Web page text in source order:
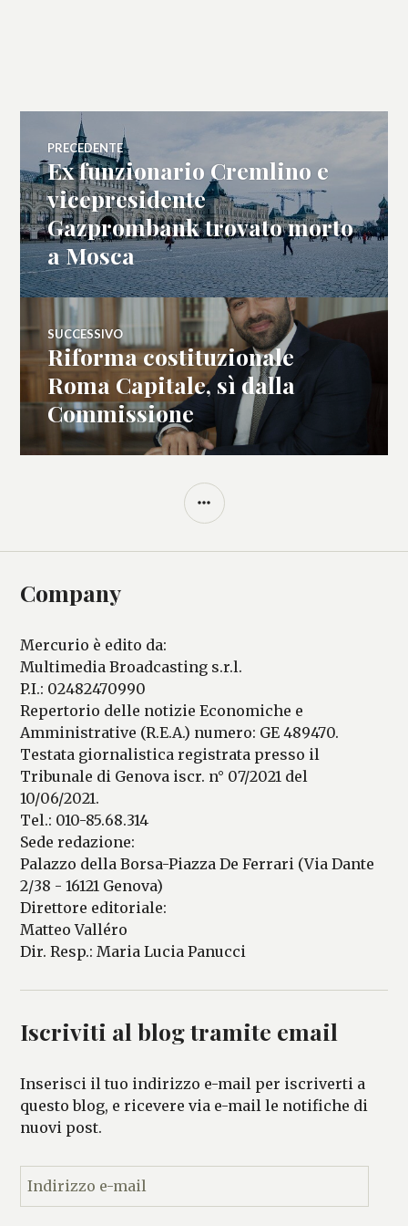
Navigazione
articoli
PRECEDENTE
Articolo
precedente:
Ex funzionario Cremlino e
vicepresidente
Gazprombank trovato morto
a Mosca
SUCCESSIVO
Articolo
successivo:
Riforma costituzionale
Roma Capitale, sì dalla
Commissione
BARRA
Company
Mercurio è edito da:
Multimedia Broadcasting s.r.l.
P.I.: 02482470990
Repertorio delle notizie Economiche e
Amministrative (R.E.A.) numero: GE 489470.
Testata giornalistica registrata presso il
Tribunale di Genova iscr. n° 07/2021 del
10/06/2021.
Tel.: 010-85.68.314
Sede redazione:
Palazzo della Borsa-Piazza De Ferrari (Via Dante
2/38 - 16121 Genova)
Direttore editoriale:
Matteo Valléro
Dir. Resp.: Maria Lucia Panucci
Iscriviti al blog tramite email
Inserisci il tuo indirizzo e-mail per iscriverti a
questo blog, e ricevere via e-mail le notifiche di
nuovi post.
n